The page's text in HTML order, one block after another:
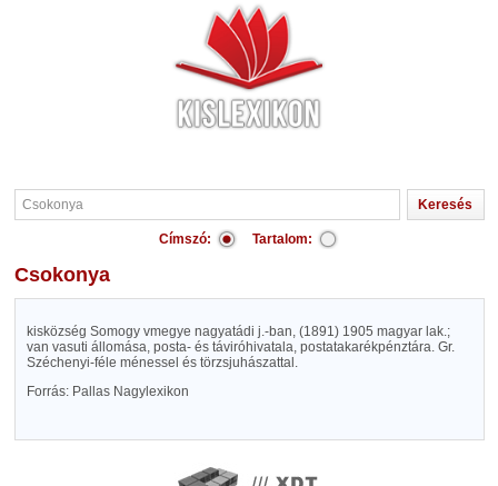
Címszó: Tartalom:
Csokonya
kisközség Somogy vmegye nagyatádi j.-ban, (1891) 1905 magyar lak.;
van vasuti állomása, posta- és táviróhivatala, postatakarékpénztára. Gr.
Széchenyi-féle ménessel és törzsjuhászattal.
Forrás: Pallas Nagylexikon